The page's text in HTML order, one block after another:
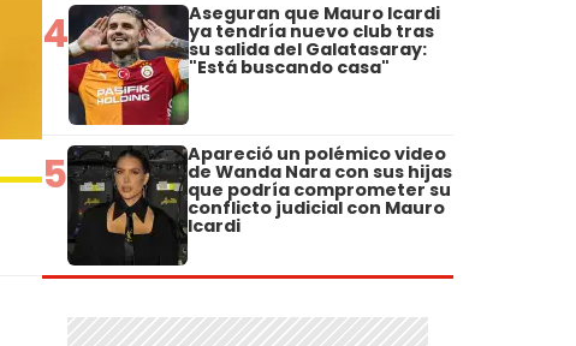
4 Aseguran que Mauro Icardi
ya tendría nuevo club tras
su salida del Galatasaray:
"Está buscando casa"
5 Apareció un polémico video
de Wanda Nara con sus hijas
que podría comprometer su
conflicto judicial con Mauro
Icardi